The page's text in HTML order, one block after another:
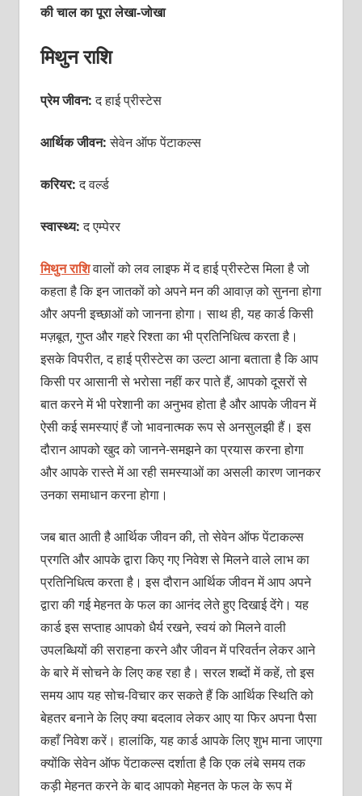
की चाल का पूरालेखा-जोखा
मिथुन राशि
प्रेम जीवन:द हाई प्रीस्टेस
आर्थिक जीवन:सेवेन ऑफ पेंटाकल्स
करियर:द वर्ल्ड
स्वास्थ्य:द एम्पेरर
मिथुन राशिवालों को लव लाइफ में द हाई प्रीस्टेस मिला है जो
कहता है कि इन जातकों को अपने मन की आवाज़ को सुनना होगा
और अपनी इच्छाओं को जानना होगा। साथ ही, यह कार्ड किसी
मज़बूत, गुप्त और गहरे रिश्ता का भी प्रतिनिधित्व करता है।
इसके विपरीत, द हाई प्रीस्टेस का उल्टा आना बताता है कि आप
किसी पर आसानी से भरोसा नहीं कर पाते हैं, आपको दूसरों से
बात करने में भी परेशानी का अनुभव होता है और आपके जीवन में
ऐसी कई समस्याएं हैं जो भावनात्मक रूप से अनसुलझी हैं। इस
दौरान आपको खुद को जानने-समझने का प्रयास करना होगा
और आपके रास्ते में आ रही समस्याओं का असली कारण जानकर
उनका समाधान करना होगा।
जब बात आती है आर्थिक जीवन की, तो सेवेन ऑफ पेंटाकल्स
प्रगति और आपके द्वारा किए गए निवेश से मिलने वाले लाभ का
प्रतिनिधित्व करता है। इस दौरान आर्थिक जीवन में आप अपने
द्वारा की गई मेहनत के फल का आनंद लेते हुए दिखाई देंगे। यह
कार्ड इस सप्ताह आपको धैर्य रखने, स्वयं को मिलने वाली
उपलब्धियों की सराहना करने और जीवन में परिवर्तन लेकर आने
के बारे में सोचने के लिए कह रहा है। सरल शब्दों में कहें, तो इस
समय आप यह सोच-विचार कर सकते हैं कि आर्थिक स्थिति को
बेहतर बनाने के लिए क्या बदलाव लेकर आए या फिर अपना पैसा
कहाँ निवेश करें। हालांकि, यह कार्ड आपके लिए शुभ माना जाएगा
क्योंकि सेवेन ऑफ पेंटाकल्स दर्शाता है कि एक लंबे समय तक
कड़ी मेहनत करने के बाद आपको मेहनत के फल के रूप में